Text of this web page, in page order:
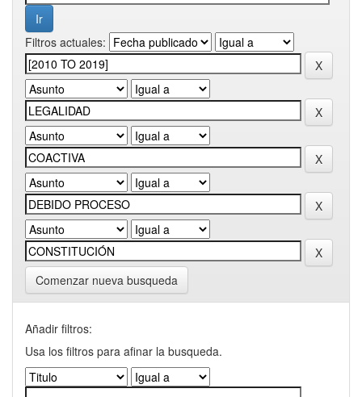
Filtros actuales:
Comenzar nueva busqueda
Añadir filtros:
Usa los filtros para afinar la busqueda.